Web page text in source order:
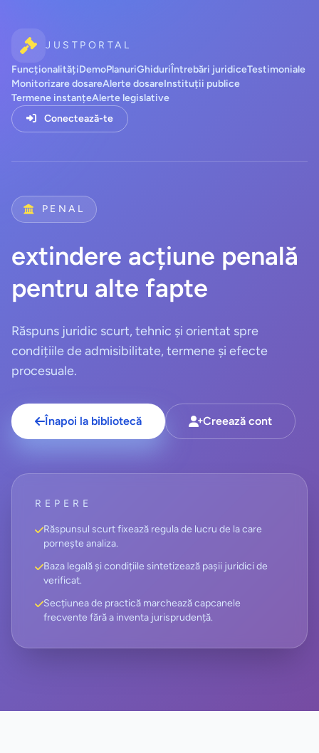
JUSTPORTAL
FuncționalitățiDemoPlanuriGhiduriÎntrebări juridiceTestimoniale
Monitorizare dosareAlerte dosareInstituții publice
Termene instanțeAlerte legislative
Conectează-te
PENAL
extindere acțiune penală
pentru alte fapte
Răspuns juridic scurt, tehnic și orientat spre
condițiile de admisibilitate, termene și efecte
procesuale.
Înapoi la bibliotecă Creează cont
REPERE
Răspunsul scurt fixează regula de lucru de la care
pornește analiza.
Baza legală și condițiile sintetizează pașii juridici de
verificat.
Secțiunea de practică marchează capcanele
frecvente fără a inventa jurisprudență.